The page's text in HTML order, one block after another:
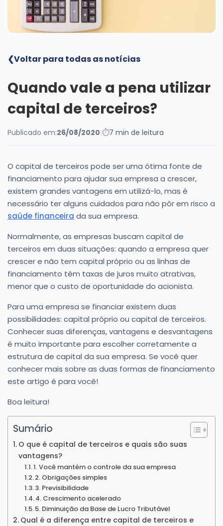
Blog
❮Voltar para todas as notícias
Quando vale a pena utilizar
capital de terceiros?
Publicado em:26/08/2020|⏱7 min de leitura
O capital de terceiros pode ser uma ótima fonte de
financiamento para ajudar sua empresa a crescer,
existem grandes vantagens em utilizá-lo, mas é
necessário ter alguns cuidados para não pôr em risco a
saúde financeira da sua empresa.
Normalmente, as empresas buscam capital de
terceiros em duas situações: quando a empresa quer
crescer e não tem capital próprio ou as linhas de
financiamento têm taxas de juros muito atrativas,
menor que o custo de oportunidade do acionista.
Para uma empresa se financiar existem duas
possibilidades: capital próprio ou capital de terceiros.
Conhecer suas diferenças, vantagens e desvantagens
é muito importante para escolher corretamente a
estrutura de capital da sua empresa. Se você quer
conhecer mais sobre as duas formas de financiamento
este artigo é para você!
Boa leitura!
Sumário
O que é capital de terceiros e quais são suas
vantagens?
1. Você mantém o controle da sua empresa
2. Obrigações simples
3. Previsibilidade
4. Crescimento acelerado
5. Diminuição da Base de Lucro Tributável
Qual é a diferença entre capital de terceiros e